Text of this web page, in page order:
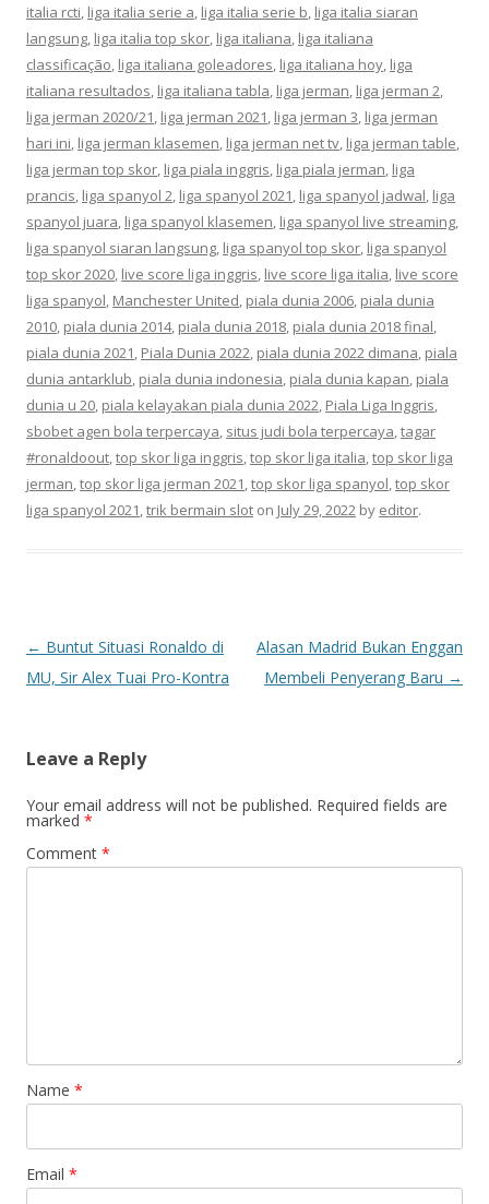
italia rcti, liga italia serie a, liga italia serie b, liga italia siaran
langsung, liga italia top skor, liga italiana, liga italiana
classificação, liga italiana goleadores, liga italiana hoy, liga
italiana resultados, liga italiana tabla, liga jerman, liga jerman 2,
liga jerman 2020/21, liga jerman 2021, liga jerman 3, liga jerman
hari ini, liga jerman klasemen, liga jerman net tv, liga jerman table,
liga jerman top skor, liga piala inggris, liga piala jerman, liga
prancis, liga spanyol 2, liga spanyol 2021, liga spanyol jadwal, liga
spanyol juara, liga spanyol klasemen, liga spanyol live streaming,
liga spanyol siaran langsung, liga spanyol top skor, liga spanyol
top skor 2020, live score liga inggris, live score liga italia, live score
liga spanyol, Manchester United, piala dunia 2006, piala dunia
2010, piala dunia 2014, piala dunia 2018, piala dunia 2018 final,
piala dunia 2021, Piala Dunia 2022, piala dunia 2022 dimana, piala
dunia antarklub, piala dunia indonesia, piala dunia kapan, piala
dunia u 20, piala kelayakan piala dunia 2022, Piala Liga Inggris,
sbobet agen bola terpercaya, situs judi bola terpercaya,tagar
#ronaldoout,top skor liga inggris,top skor liga italia,top skor liga
jerman,top skor liga jerman 2021,top skor liga spanyol,top skor
liga spanyol 2021,trik bermain slot on July 29, 2022 by editor.
P
o
n
a
v
i
← Buntut Situasi Ronaldo di
MU, Sir Alex Tuai Pro-Kontra
Alasan Madrid Bukan Enggan
Membeli Penyerang Baru →
Leave a Reply
Your email address will not be published. Required fields are
marked *
Comment *
Name *
Email *